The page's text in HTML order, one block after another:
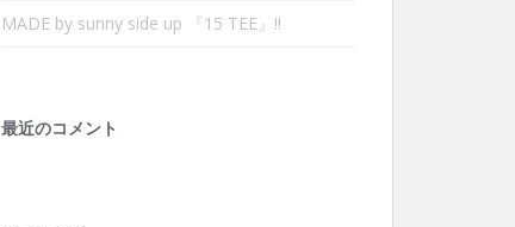
MADE by sunny side up 『15 TEE』‼︎
最近のコメント